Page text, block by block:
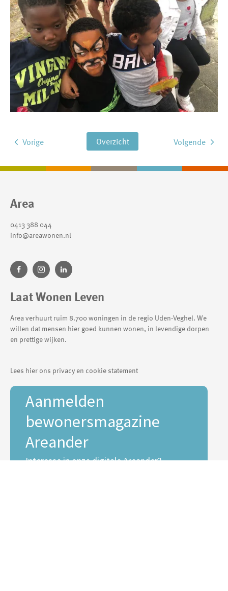
Volgende
Overzicht
Vorige
Contactinformatie
Area
0413 388 044
info@areawonen.nl
Laat Wonen Leven
Area verhuurt ruim 8.700 woningen in de regio Uden-Veghel. We
willen dat mensen hier goed kunnen wonen, in levendige dorpen
en prettige wijken.
Lees hier ons privacy en cookie statement
Aanmelden
bewonersmagazine
Areander
Interesse in onze digitale Areander?